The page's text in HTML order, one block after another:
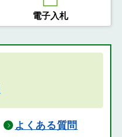
電子入札
よくある質問